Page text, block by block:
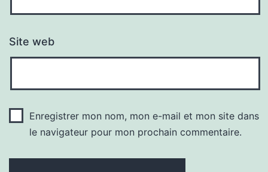
Site web
Enregistrer mon nom, mon e-mail et mon site dans
le navigateur pour mon prochain commentaire.